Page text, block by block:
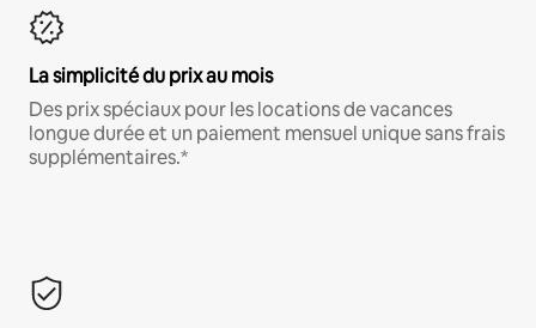
La simplicité du prix au mois
Des prix spéciaux pour les locations de vacances
longue durée et un paiement mensuel unique sans frais
supplémentaires.*